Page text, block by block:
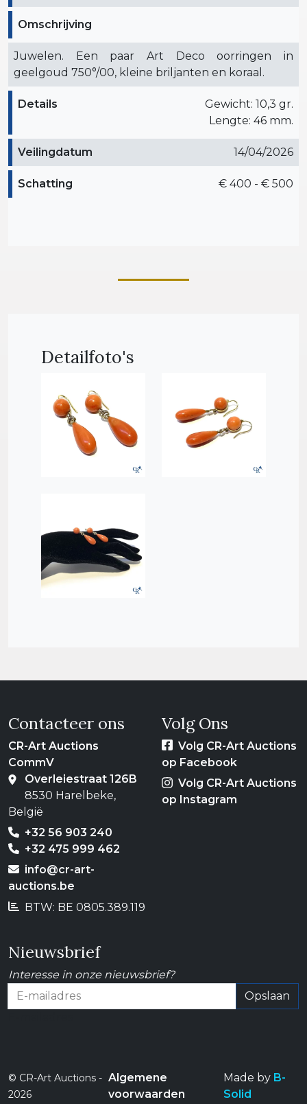
Omschrijving
Juwelen. Een paar Art Deco oorringen in
geelgoud 750°/00, kleine briljanten en koraal.
Details
Gewicht: 10,3 gr.
Lengte: 46 mm.
Veilingdatum 14/04/2026
Schatting € 400 - € 500
Detailfoto's
Contacteer ons
CR-Art Auctions
CommV
Overleiestraat 126B
8530 Harelbeke,
België
+32 56 903 240
+32 475 999 462
info@cr-art-
auctions.be
BTW: BE 0805.389.119
Volg Ons
Volg CR-Art Auctions
op Facebook
Volg CR-Art Auctions
op Instagram
Nieuwsbrief
Interesse in onze nieuwsbrief?
Opslaan
© CR-Art Auctions -
2026
Algemene
voorwaarden
Made by B-
Solid